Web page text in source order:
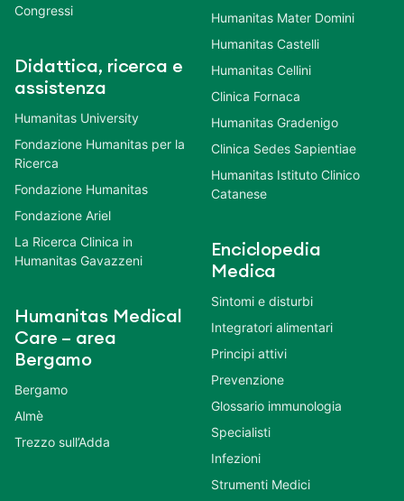
Congressi
Didattica, ricerca e
assistenza
Humanitas University
Fondazione Humanitas per la
Ricerca
Fondazione Humanitas
Fondazione Ariel
La Ricerca Clinica in
Humanitas Gavazzeni
Humanitas Medical
Care – area
Bergamo
Bergamo
Almè
Trezzo sull’Adda
Humanitas Mater Domini
Humanitas Castelli
Humanitas Cellini
Clinica Fornaca
Humanitas Gradenigo
Clinica Sedes Sapientiae
Humanitas Istituto Clinico
Catanese
Enciclopedia
Medica
Sintomi e disturbi
Integratori alimentari
Principi attivi
Prevenzione
Glossario immunologia
Specialisti
Infezioni
Strumenti Medici